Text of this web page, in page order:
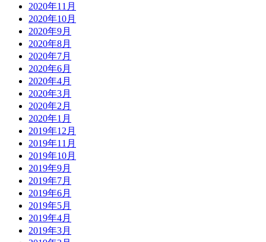
2020年11月
2020年10月
2020年9月
2020年8月
2020年7月
2020年6月
2020年4月
2020年3月
2020年2月
2020年1月
2019年12月
2019年11月
2019年10月
2019年9月
2019年7月
2019年6月
2019年5月
2019年4月
2019年3月